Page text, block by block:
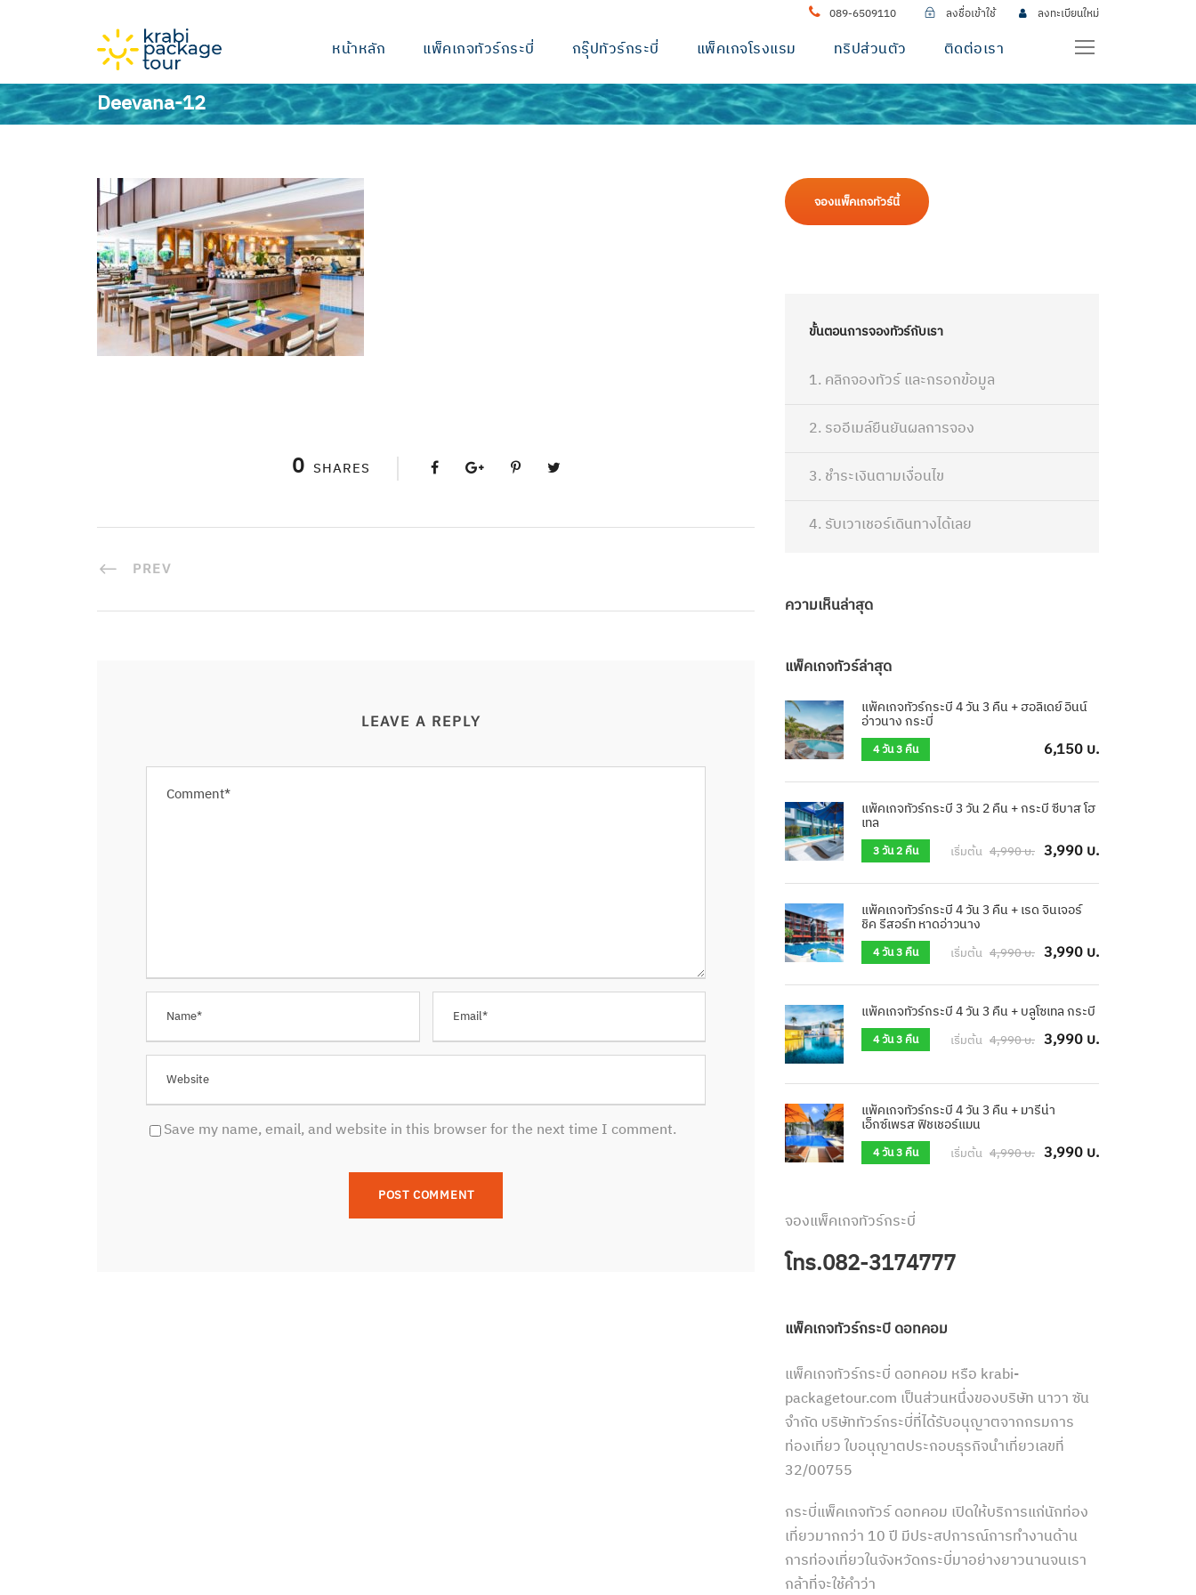
089-6509110 ลงชื่อเข้าใช้ ลงทะเบียนใหม่
หน้าหลัก แพ็คเกจทัวร์กระบี่ กรุ๊ปทัวร์กระบี่ แพ็คเกจโรงแรม ทริปส่วนตัว ติดต่อเรา
Deevana-12
0 SHARES
PREV
LEAVE A REPLY
Save my name, email, and website in this browser for the next time I comment.
จองแพ็คเกจทัวร์นี้
ขั้นตอนการจองทัวร์กับเรา
1. คลิกจองทัวร์ และกรอกข้อมูล
2. รออีเมล์ยืนยันผลการจอง
3. ชำระเงินตามเงื่อนไข
4. รับเวาเชอร์เดินทางได้เลย
ความเห็นล่าสุด
แพ็คเกจทัวร์ล่าสุด
แพ็คเกจทัวร์กระบี่ 4 วัน 3 คืน + ฮอลิเดย์ อินน์
อ่าวนาง กระบี่
4 วัน 3 คืน 6,150 บ.
แพ็คเกจทัวร์กระบี่ 3 วัน 2 คืน + กระบี่ ซีบาส โฮ
เทล
3 วัน 2 คืน เริ่มต้น 4,990 บ. 3,990 บ.
แพ็คเกจทัวร์กระบี่ 4 วัน 3 คืน + เรด จินเจอร์
ชิค รีสอร์ท หาดอ่าวนาง
4 วัน 3 คืน เริ่มต้น 4,990 บ. 3,990 บ.
แพ็คเกจทัวร์กระบี่ 4 วัน 3 คืน + บลูโซเทล กระบี่
4 วัน 3 คืน เริ่มต้น 4,990 บ. 3,990 บ.
แพ็คเกจทัวร์กระบี่ 4 วัน 3 คืน + มารีน่า
เอ็กซ์เพรส ฟิชเชอร์แมน
4 วัน 3 คืน เริ่มต้น 4,990 บ. 3,990 บ.
จองแพ็คเกจทัวร์กระบี่
โทร.082-3174777
แพ็คเกจทัวร์กระบี่ ดอทคอม
แพ็คเกจทัวร์กระบี่ ดอทคอม หรือ krabi-
packagetour.com เป็นส่วนหนึ่งของบริษัท นาวา ซัน
จำกัด บริษัททัวร์กระบี่ที่ได้รับอนุญาตจากกรมการ
ท่องเที่ยว ใบอนุญาตประกอบธุรกิจนำเที่ยวเลขที่
32/00755
กระบี่แพ็คเกจทัวร์ ดอทคอม เปิดให้บริการแก่นักท่อง
เที่ยวมากกว่า 10 ปี มีประสปการณ์การทำงานด้าน
การท่องเที่ยวในจังหวัดกระบี่มาอย่างยาวนานจนเรา
กล้าที่จะใช้คำว่า